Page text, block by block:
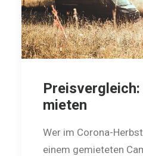
Preisvergleich:
mieten
Wer im Corona-
einem gemieteten